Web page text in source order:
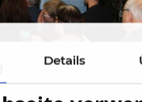
Details